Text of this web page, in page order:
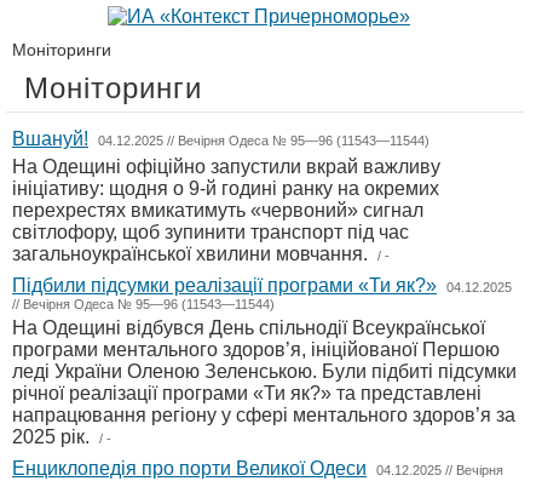
Моніторинги
Моніторинги
Вшануй! 04.12.2025 // Вечірня Одеса № 95—96 (11543—11544)
На Одещині офіційно запустили вкрай важливу
ініціативу: щодня о 9-й годині ранку на окремих
перехрестях вмикатимуть «червоний» сигнал
світлофору, щоб зупинити транспорт під час
загальноукраїнської хвилини мовчання.
/ -
Підбили підсумки реалізації програми «Ти як?»
04.12.2025
// Вечірня Одеса № 95—96 (11543—11544)
На Одещині відбувся День спільнодії Всеукраїнської
програми ментального здоров’я, ініційованої Першою
леді України Оленою Зеленською. Були підбиті підсумки
річної реалізації програми «Ти як?» та представлені
напрацювання регіону у сфері ментального здоров’я за
2025 рік.
/ -
Енциклопедія про порти Великої Одеси
04.12.2025 // Вечірня